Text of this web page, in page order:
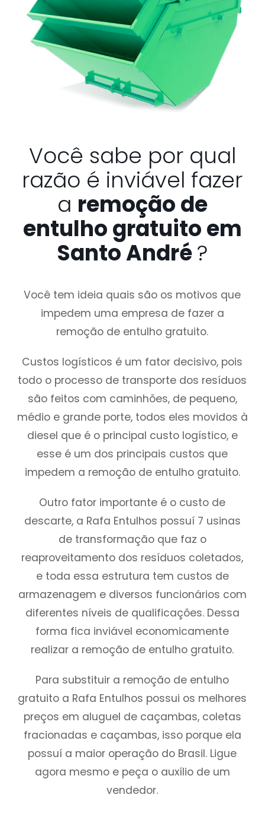
Você sabe por qual
razão é inviável fazer
a remoção de
entulho gratuito em
Santo André?
Você tem ideia quais são os motivos que
impedem uma empresa de fazer a
remoção de entulho gratuito.
Custos logísticos é um fator decisivo, pois
todo o processo de transporte dos resíduos
são feitos com caminhões, de pequeno,
médio e grande porte, todos eles movidos à
diesel que é o principal custo logístico, e
esse é um dos principais custos que
impedem a remoção de entulho gratuito.
Outro fator importante é o custo de
descarte, a Rafa Entulhos possuí 7 usinas
de transformação que faz o
reaproveitamento dos resíduos coletados,
e toda essa estrutura tem custos de
armazenagem e diversos funcionários com
diferentes níveis de qualificações. Dessa
forma fica inviável economicamente
realizar a remoção de entulho gratuito.
Para substituir a remoção de entulho
gratuito a Rafa Entulhos possui os melhores
preços em aluguel de caçambas, coletas
fracionadas e caçambas, isso porque ela
possuí a maior operação do Brasil. Ligue
agora mesmo e peça o auxílio de um
vendedor.